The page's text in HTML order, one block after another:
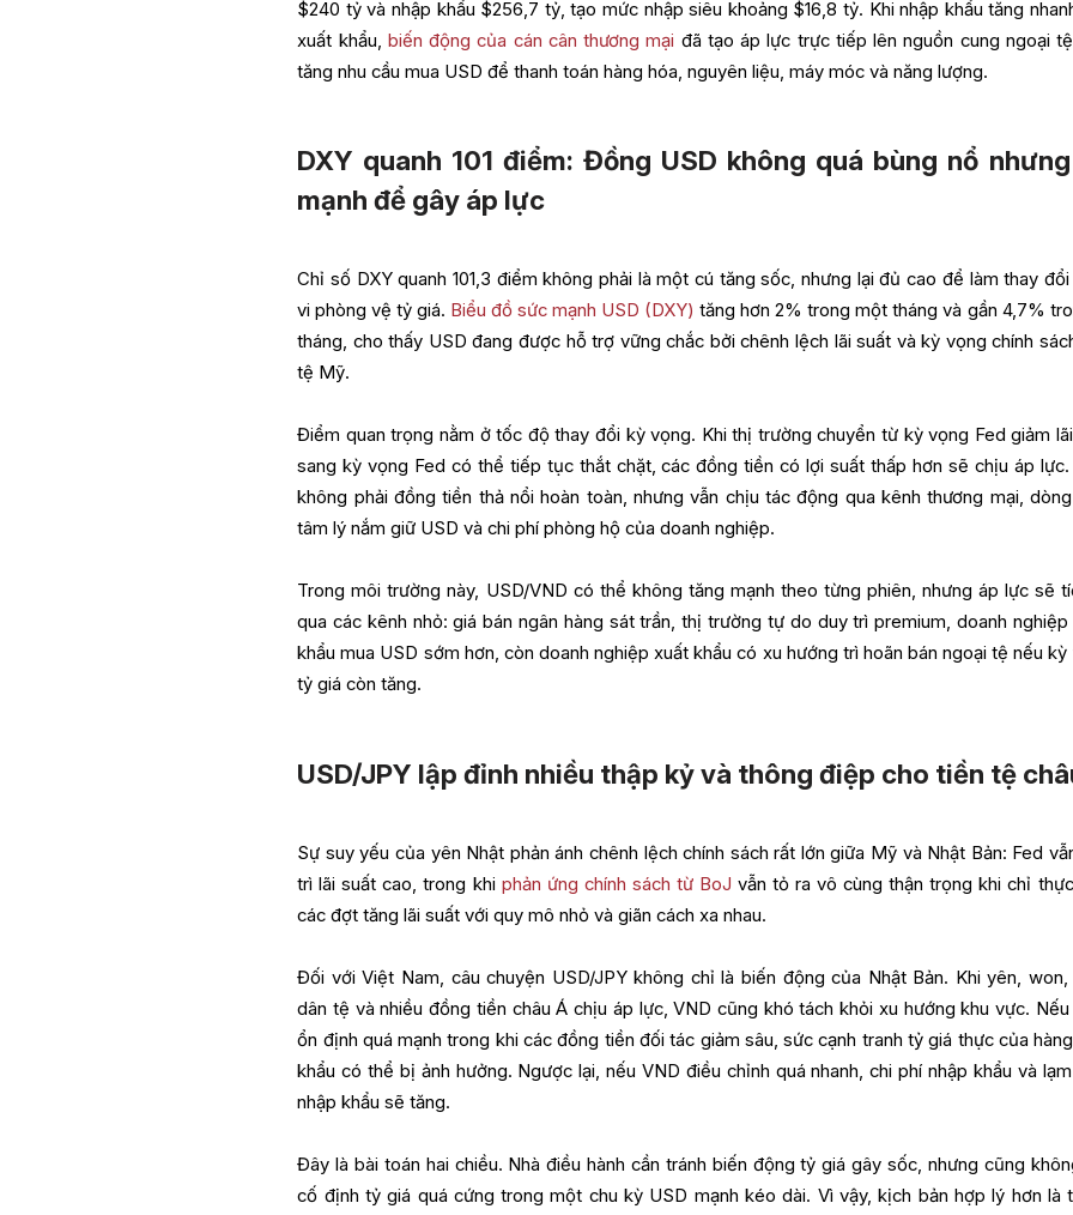
$240 tỷ và nhập khẩu $256,7 tỷ, tạo mức nhập siêu khoảng $16,8 tỷ. Khi nhập khẩu tăng
xuất khẩu, biến động của cán cân thương mại đã tạo áp lực trực tiếp lên nguồn cung ngoại
tăng nhu cầu mua USD để thanh toán hàng hóa, nguyên liệu, máy móc và năng lượng.
DXY quanh 101 điểm: Đồng USD không quá bùng nổ
mạnh để gây áp lực
Chỉ số DXY quanh 101,3 điểm không phải là một cú tăng sốc, nhưng lại đủ cao để làm thay đổi
vi phòng vệ tỷ giá. Biểu đồ sức mạnh USD (DXY) tăng hơn 2% trong một tháng và gần 4,7%
tháng, cho thấy USD đang được hỗ trợ vững chắc bởi chênh lệch lãi suất và kỳ vọng chính
tệ Mỹ.
Điểm quan trọng nằm ở tốc độ thay đổi kỳ vọng. Khi thị trường chuyển từ kỳ vọng Fed giảm
sang kỳ vọng Fed có thể tiếp tục thắt chặt, các đồng tiền có lợi suất thấp hơn sẽ chịu áp lực.
không phải đồng tiền thả nổi hoàn toàn, nhưng vẫn chịu tác động qua kênh thương mại,
tâm lý nắm giữ USD và chi phí phòng hộ của doanh nghiệp.
Trong môi trường này, USD/VND có thể không tăng mạnh theo từng phiên, nhưng áp lực sẽ
qua các kênh nhỏ: giá bán ngân hàng sát trần, thị trường tự do duy trì premium, doanh nghiệp
khẩu mua USD sớm hơn, còn doanh nghiệp xuất khẩu có xu hướng trì hoãn bán ngoại tệ nếu kỳ
tỷ giá còn tăng.
USD/JPY lập đỉnh nhiều thập kỷ và thông điệp cho tiền tệ
Sự suy yếu của yên Nhật phản ánh chênh lệch chính sách rất lớn giữa Mỹ và Nhật Bản: Fed
trì lãi suất cao, trong khi phản ứng chính sách từ BoJ vẫn tỏ ra vô cùng thận trọng khi chỉ
các đợt tăng lãi suất với quy mô nhỏ và giãn cách xa nhau.
Đối với Việt Nam, câu chuyện USD/JPY không chỉ là biến động của Nhật Bản. Khi yên, won,
dân tệ và nhiều đồng tiền châu Á chịu áp lực, VND cũng khó tách khỏi xu hướng khu vực. Nếu
ổn định quá mạnh trong khi các đồng tiền đối tác giảm sâu, sức cạnh tranh tỷ giá thực của
khẩu có thể bị ảnh hưởng. Ngược lại, nếu VND điều chỉnh quá nhanh, chi phí nhập khẩu và
nhập khẩu sẽ tăng.
Đây là bài toán hai chiều. Nhà điều hành cần tránh biến động tỷ giá gây sốc, nhưng cũng
cố định tỷ giá quá cứng trong một chu kỳ USD mạnh kéo dài. Vì vậy, kịch bản hợp lý hơn là